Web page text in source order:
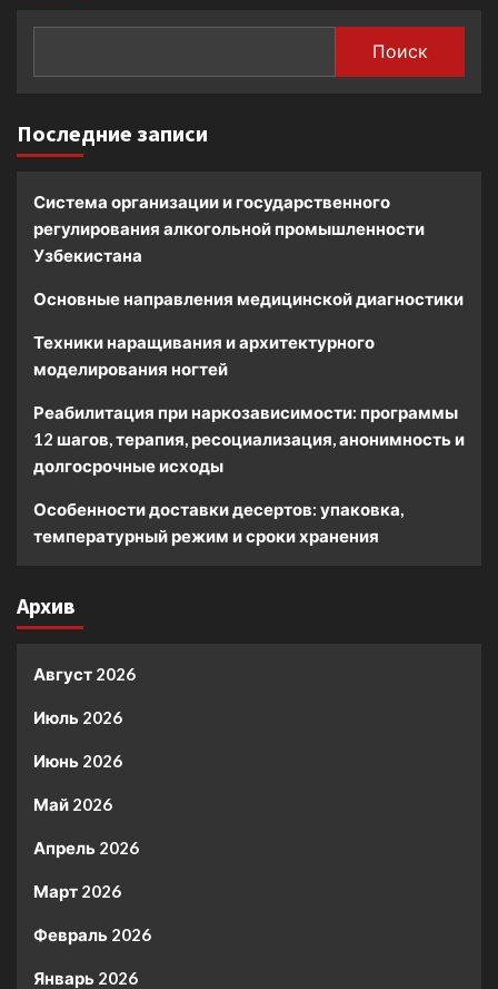
Поиск
Последние записи
Система организации и государственного
регулирования алкогольной промышленности
Узбекистана
Основные направления медицинской диагностики
Техники наращивания и архитектурного
моделирования ногтей
Реабилитация при наркозависимости: программы
12 шагов, терапия, ресоциализация, анонимность и
долгосрочные исходы
Особенности доставки десертов: упаковка,
температурный режим и сроки хранения
Архив
Август 2026
Июль 2026
Июнь 2026
Май 2026
Апрель 2026
Март 2026
Февраль 2026
Январь 2026